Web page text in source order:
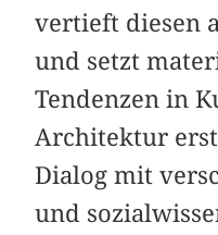
vertieft diesen
und setzt
Tendenzen in
Architektur
Dialog mit
und